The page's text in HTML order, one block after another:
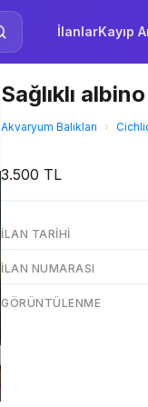
İlanlarKayıp
Sağlıklı
Akvaryum Balıkları ›
3.500 TL
İLAN TARIHI
İLAN NUMARASI
GÖRÜNTÜLENME